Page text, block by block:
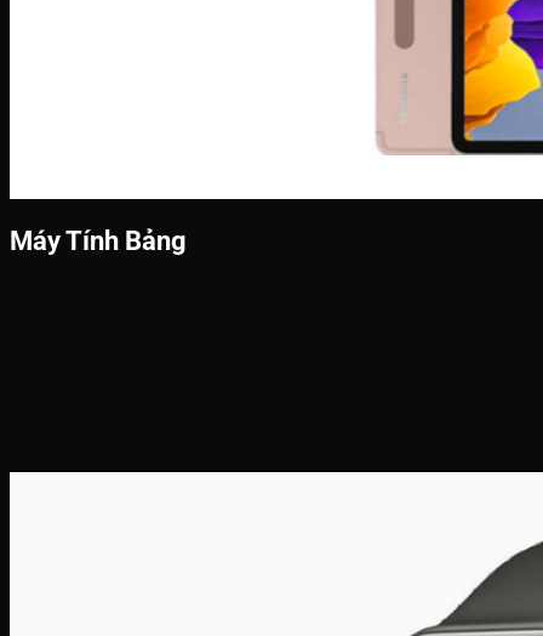
Máy Tính Bảng